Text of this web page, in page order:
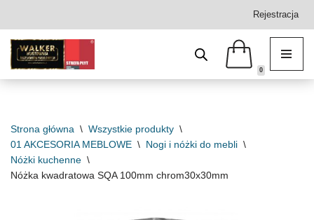
Przejdź
do
treści
Rejestracja
0
Strona główna \ Wszystkie produkty \
01 AKCESORIA MEBLOWE \ Nogi i nóżki do mebli \
Nóżki kuchenne \
Nóżka kwadratowa SQA 100mm chrom30x30mm